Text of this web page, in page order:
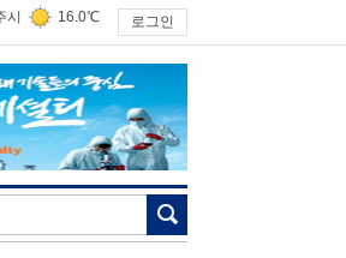
시 16.0℃ 로그인